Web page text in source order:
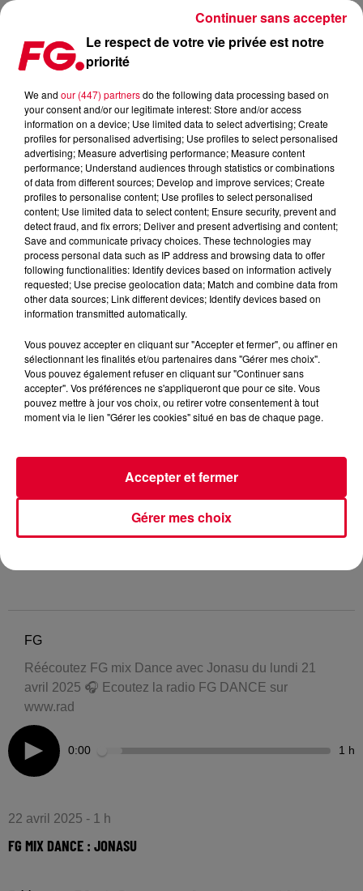
FG MIX DANCE : JONASU
FG
Réécoutez FG mix Dance avec Jonasu du lundi 21
avril 2025 🎧 Ecoutez la radio FG DANCE sur
www.rad
0:00 1 h
22 avril 2025 - 1 h
FG MIX DANCE : JONASU
Le respect de votre vie privée est notre
priorité
We and our (447) partnersdo the following data processing based on
your consent and/or our legitimate interest: Store and/or access
information on a device; Use limited data to select advertising; Create
profiles for personalised advertising; Use profiles to select personalised
advertising; Measure advertising performance; Measure content
performance; Understand audiences through statistics or combinations
of data from different sources; Develop and improve services; Create
profiles to personalise content; Use profiles to select personalised
content; Use limited data to select content; Ensure security, prevent and
detect fraud, and fix errors; Deliver and present advertising and content;
Save and communicate privacy choices. These technologies may
process personal data such as IP address and browsing data to offer
following functionalities: Identify devices based on information actively
requested; Use precise geolocation data; Match and combine data from
other data sources; Link different devices; Identify devices based on
information transmitted automatically.
Vous pouvez accepter en cliquant sur "Accepter et fermer", ou affiner en
sélectionnant les finalités et/ou partenaires dans "Gérer mes choix".
Vous pouvez également refuser en cliquant sur "Continuer sans
accepter". Vos préférences ne s'appliqueront que pour ce site. Vous
pouvez mettre à jour vos choix, ou retirer votre consentement à tout
moment via le lien "Gérer les cookies" situé en bas de chaque page.
Gérer mes choix
Accepter et fermer
Continuer sans accepter